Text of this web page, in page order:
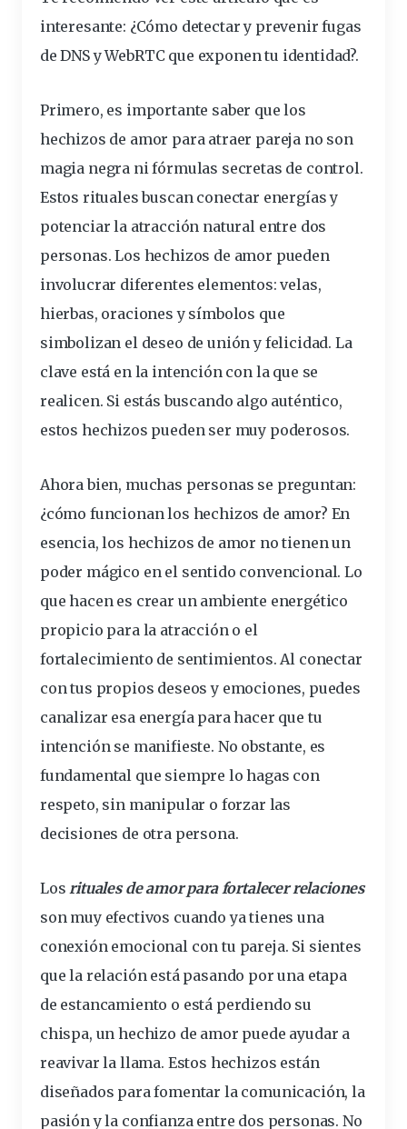
interesante: ¿Cómo detectar y prevenir fugas
de DNS y WebRTC que exponen tu identidad?.
Primero, es importante saber que los
hechizos de amor para atraer pareja no son
magia negra ni fórmulas secretas de control.
Estos rituales buscan conectar energías y
potenciar la atracción natural entre dos
personas. Los hechizos de amor pueden
involucrar diferentes elementos: velas,
hierbas, oraciones y símbolos que
simbolizan el deseo de unión y felicidad. La
clave está en la intención con la que se
realicen. Si estás buscando algo auténtico,
estos hechizos pueden ser muy poderosos.
Ahora bien, muchas personas se preguntan:
¿cómo funcionan los hechizos de amor? En
esencia, los hechizos de amor no tienen un
poder mágico en el sentido convencional. Lo
que hacen es crear un ambiente energético
propicio para la atracción o el
fortalecimiento de sentimientos. Al conectar
con tus propios deseos y emociones, puedes
canalizar esa energía para hacer que tu
intención se manifieste. No obstante, es
fundamental que siempre lo hagas con
respeto, sin manipular o forzar las
decisiones de otra persona.
Los rituales de amor para fortalecerrelaciones
son muy efectivos cuando ya tienes una
conexión emocional con tu pareja. Si sientes
que la relación está pasando por una etapa
de estancamiento o está perdiendo su
chispa, un hechizo de amor puede ayudar a
reavivar la llama. Estos hechizos están
diseñados para fomentar la comunicación, la
pasión y la confianza entre dos personas. No